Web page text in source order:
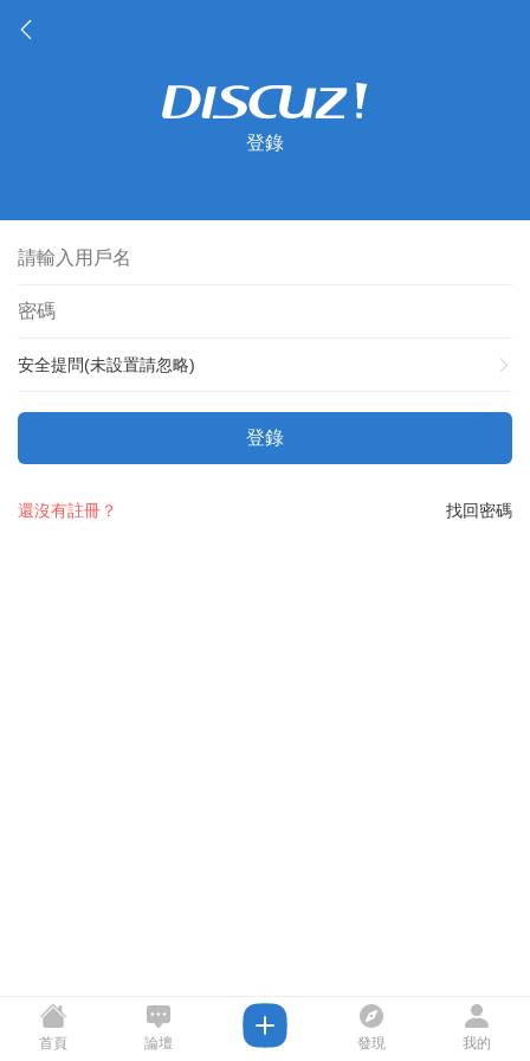
登錄
安全提問(未設置請忽略)
登錄
找回密碼
還沒有註冊？
首頁 論壇 發現 我的